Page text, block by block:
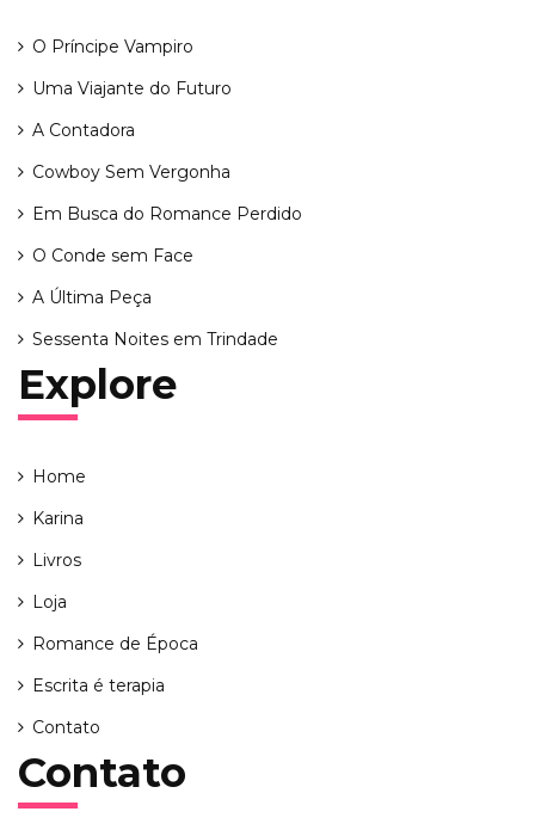
O Príncipe Vampiro
Uma Viajante do Futuro
A Contadora
Cowboy Sem Vergonha
Em Busca do Romance Perdido
O Conde sem Face
A Última Peça
Sessenta Noites em Trindade
Explore
Home
Karina
Livros
Loja
Romance de Época
Escrita é terapia
Contato
Contato